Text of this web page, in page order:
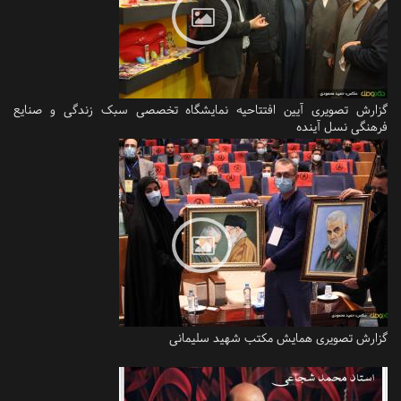
گزارش تصویری آیین افتتاحیه نمایشگاه تخصصی سبک زندگی و صنایع
فرهنگی نسل آینده
گزارش تصویری همایش مکتب شهید سلیمانی